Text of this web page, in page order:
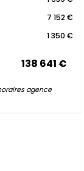
7 152 €
1 350 €
138 641 €
agence